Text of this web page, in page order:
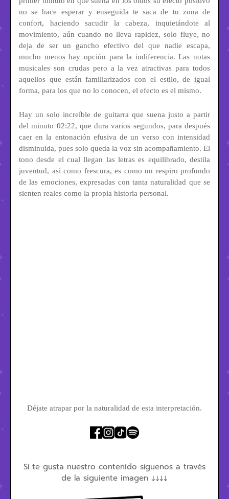
no se hace esperar y enseguida te saca de tu zona de
confort, haciendo sacudir la cabeza, inquietándote al
movimiento, aún cuando no lleva rapidez, solo fluye, no
deja de ser un gancho efectivo del que nadie escapa,
mucho menos hay opción para la indiferencia. Las notas
musicales son crudas pero a la vez atractivas para todos
aquellos que están familiarizados con el estilo, de igual
forma, para los que no lo conocen, el efecto es el mismo.
Hay un solo increíble de guitarra que suena justo a partir
del minuto 02:22, que dura varios segundos, para después
caer en la entonación efusiva de un verso con intensidad
disminuida, pues solo queda la voz sin acompañamiento. El
tono desde el cual llegan las letras es equilibrado, destila
juventud, así como frescura, es como un respiro profundo
de las emociones, expresadas con tanta naturalidad que se
sienten reales como la propia historia personal.
Déjate atrapar por la naturalidad de esta interpretación.
Sí te gusta nuestro contenido síguenos a través
de la siguiente imagen ↓↓↓↓